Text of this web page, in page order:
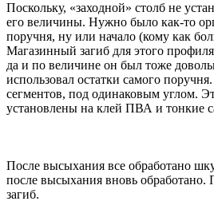
Поскольку, «заходной» столб не
его величины. Нужно было как-то
поручня, ну или начало (кому как
Магазинный загиб для этого
да и по величине он был тоже
использовал остатки самого
сегментов, под одинаковым углом.
установлены на клей ПВА и тонкие
После высыхания все обработано
после высыхания вновь обработано.
загиб.